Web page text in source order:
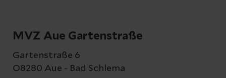
MVZ Aue Gartenstraße
Gartenstraße 6
O8280 Aue - Bad Schlema